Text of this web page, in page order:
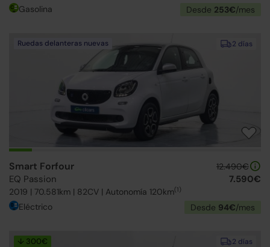
Gasolina Desde 253€/mes
2 días
Ruedas delanteras nuevas
Smart Forfour
EQ Passion
2019 | 70.581km | 82CV | Autonomía 120km(1)
12.490€
7.590€
Eléctrico Desde 94€/mes
2 días
↓ 300€